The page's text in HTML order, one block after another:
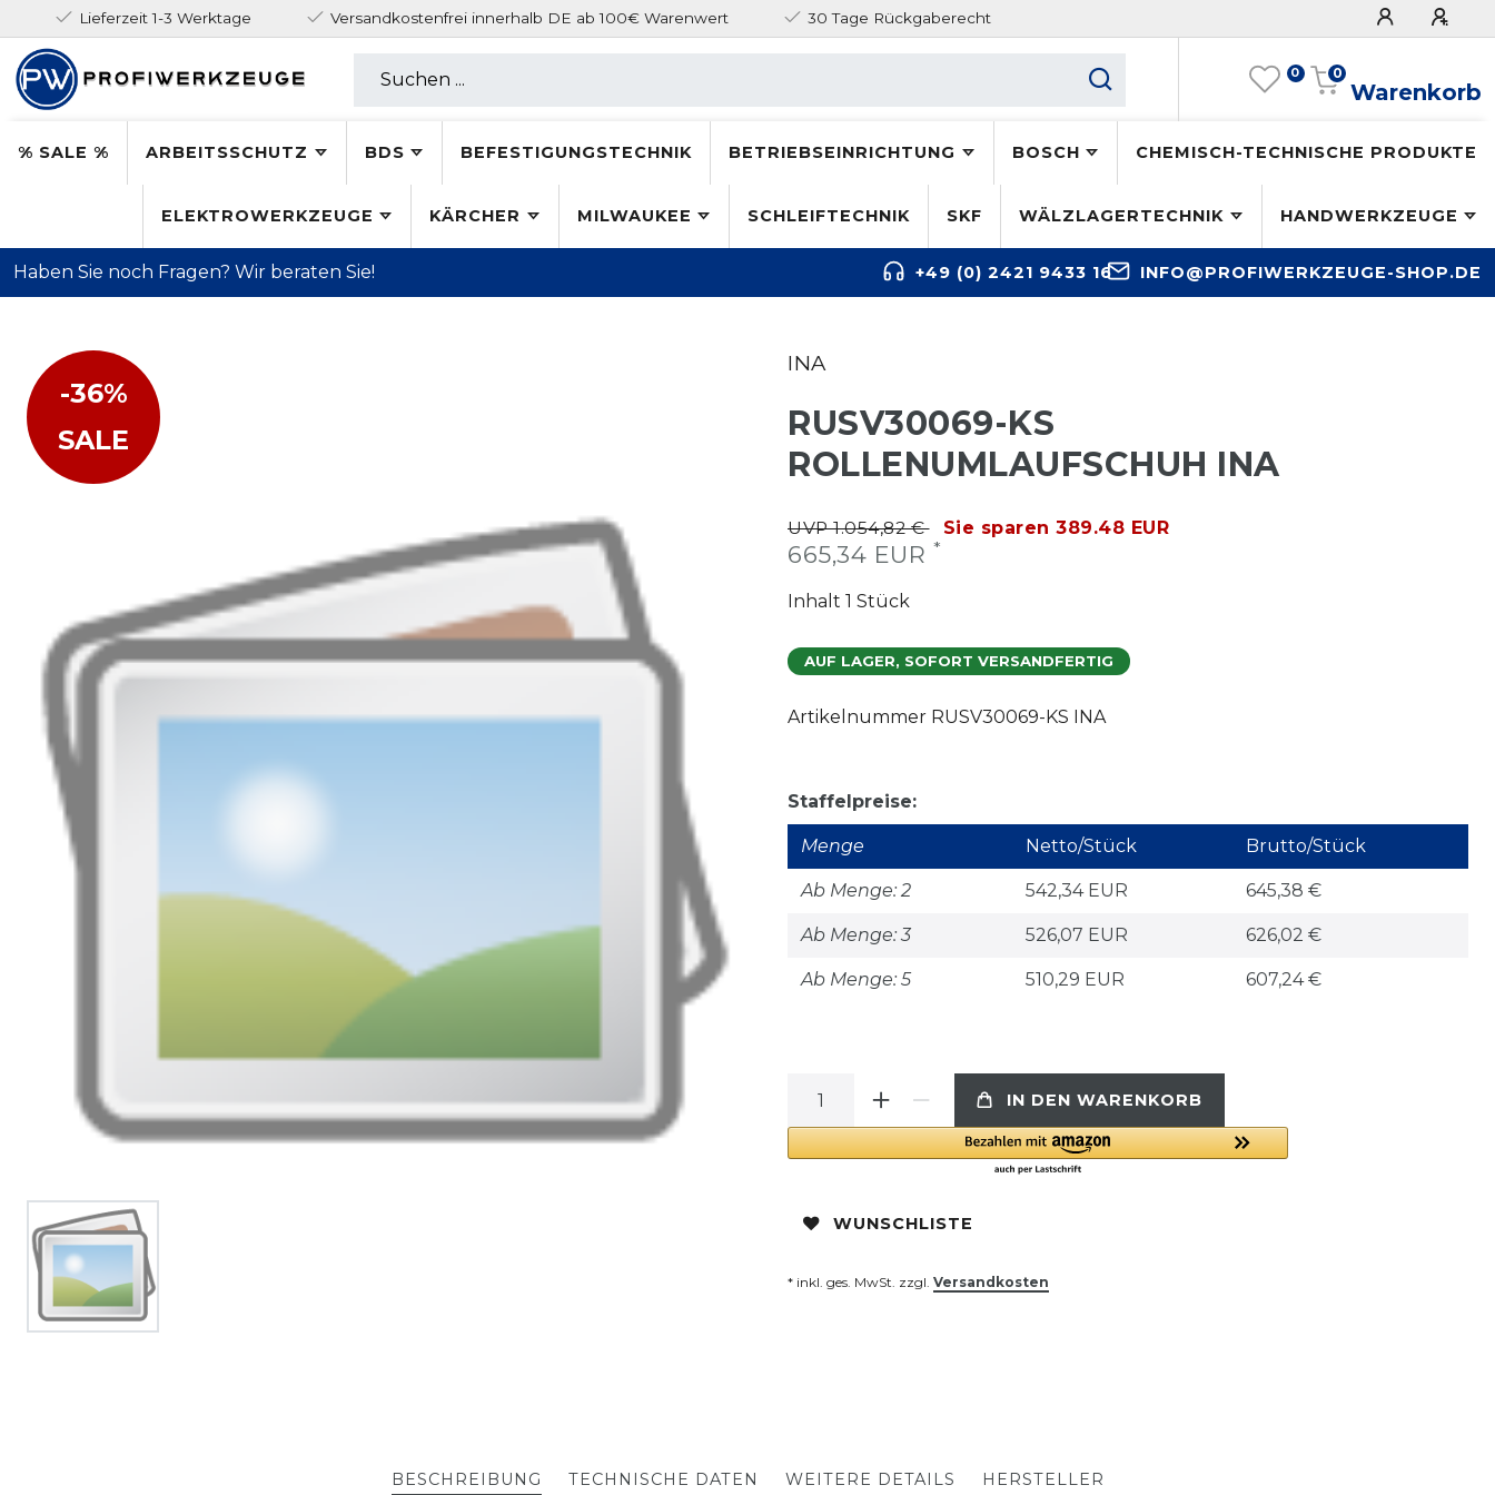
Lieferzeit 1-3 Werktage Versandkostenfrei innerhalb DE ab 100€ Warenwert 30 Tage Rückgaberecht
0
Warenkorb
0
% SALE % ARBEITSSCHUTZ BDS BEFESTIGUNGSTECHNIK BETRIEBSEINRICHTUNG BOSCH CHEMISCH-TECHNISCHE PRODUKTE
ELEKTROWERKZEUGE KÄRCHER MILWAUKEE SCHLEIFTECHNIK SKF WÄLZLAGERTECHNIK HANDWERKZEUGE
Haben Sie noch Fragen? Wir beraten Sie! +49 (0) 2421 9433 16 INFO@PROFIWERKZEUGE-SHOP.DE
-36%
SALE
INA
RUSV30069-KS
ROLLENUMLAUFSCHUH INA
UVP 1.054,82 € Sie sparen 389.48 EUR
665,34 EUR *
Inhalt 1 Stück
AUF LAGER, SOFORT VERSANDFERTIG
Artikelnummer RUSV30069-KS INA
Staffelpreise:
Menge Netto/Stück Brutto/Stück
Ab Menge: 2 542,34 EUR 645,38 €
Ab Menge: 3 526,07 EUR 626,02 €
Ab Menge: 5 510,29 EUR 607,24 €
IN DEN WARENKORB
WUNSCHLISTE
* inkl. ges. MwSt. zzgl. Versandkosten
BESCHREIBUNG TECHNISCHE DATEN WEITERE DETAILS HERSTELLER